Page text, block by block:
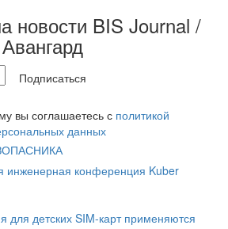
новости BIS Journal /
Подписаться
вы соглашаетесь с политикой
данных
инженерная конференция Kuber
детских SIM-карт применяются